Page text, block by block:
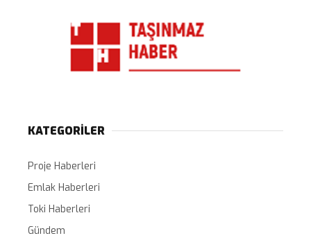
KATEGORİLER
Proje Haberleri
Emlak Haberleri
Toki Haberleri
Gündem